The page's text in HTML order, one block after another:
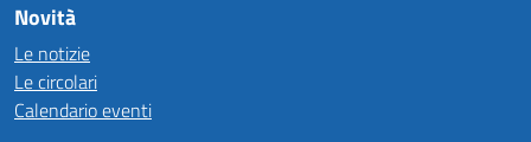
Novità
Le notizie
Le circolari
Calendario eventi